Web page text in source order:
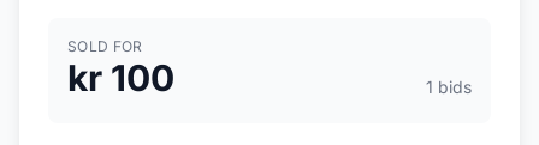
SOLD FOR
kr 100 1 bids